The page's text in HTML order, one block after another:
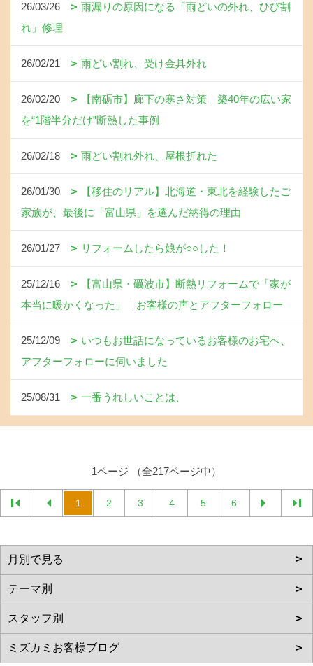
26/03/26
雨漏りの原因になる「雨どいの外れ、ひび割
れ」修理
26/02/21 雨どい割れ、受け金具外れ
26/02/20
【南砺市】廊下の寒さ対策｜築40年の広い家
を“1階半分だけ”断熱した事例
26/02/18 雨どい割れ外れ、屋根折れた
26/01/30
【移住のリアル】北海道・東北を経験したご
家族が、最後に「富山県」を選んだ納得の理由
26/01/27 リフォームしたら娘が○○した！
25/12/16
【富山県・礪波市】断熱リフォームで「家が
本当に暖かくなった」｜お客様の声とアフターフォロー
25/12/09
いつもお世話になっているお客様のお宅へ、
アフターフォローに伺いました
25/08/31 一番うれしいことは、
1ページ （全217ページ中）
1 2 3 4 5 6